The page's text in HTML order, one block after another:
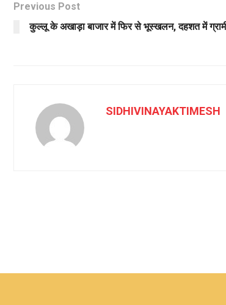
Previous Post
कुल्लू के अखाड़ा बाजार में फिर से भूस्खलन, दहशत में
SIDHIVINAYAKTIMESH